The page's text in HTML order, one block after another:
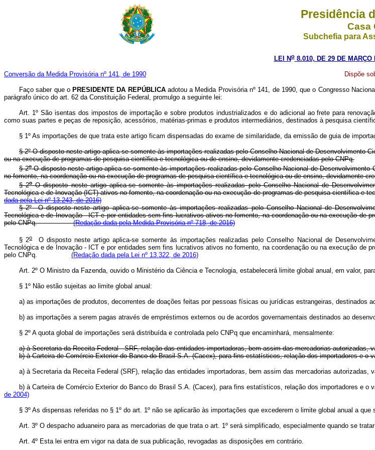
Presidência
Casa
Subchefia para
LEI No8.010, DE 29 DE MARÇO
Conversão da Medida Provisória nº 141, de 1990 Dispõe
Faço saber que oPRESIDENTE DA REPÚBLICAadotou a Medida Provisória nº 141, de 1990, que o Congresso
parágrafo único do art. 62 da Constituição Federal, promulgo a seguinte lei:
Art. 1º São isentas dos impostos de importação e sobre produtos industrializados e do adicional ao frete para
como suas partes e peças de reposição, acessórios, matérias-primas e produtos intermediários, destinados à pesquisa
§ 1º As importações de que trata este artigo ficam dispensadas do exame de similaridade, da emissão de guia de
§ 2º O disposto neste artigo aplica-se somente às importações realizadas pelo Conselho Nacional de
ou na execução de programas de pesquisa científica e tecnológica ou de ensino, devidamente credenciadas pelo CNPq.
§ 2oO disposto neste artigo aplica-se somente às importações realizadas pelo Conselho Nacional de
no fomento, na coordenação ou na execução de programas de pesquisa científica e tecnológica ou de ensino,
§ 2oO disposto neste artigo aplica-se somente às importações realizadas pelo Conselho Nacional de
Tecnológica e de Inovação (ICT) ativos no fomento, na coordenação ou na execução de programas de pesquisa
dada pela Lei nº 13.243, de 2016)
§ 2ºO disposto neste artigo aplica-se somente às importações realizadas pelo Conselho Nacional de
Tecnológica e de Inovação - ICT e por entidades sem fins lucrativos ativos no fomento, na coordenação ou na execução de
pelo CNPq.
(Redação dada pela Medida Provisória nº 718, de 2016)
§ 2oO disposto neste artigo aplica-se somente às importações realizadas pelo Conselho Nacional de
Tecnológica e de Inovação - ICT e por entidades sem fins lucrativos ativos no fomento, na coordenação ou na execução de
pelo CNPq. (Redação dada pela Lei nº 13.322, de 2016)
Art. 2º O Ministro da Fazenda, ouvido o Ministério da Ciência e Tecnologia, estabelecerá limite global anual, em valor,
§ 1º Não estão sujeitas ao limite global anual:
a) as importações de produtos, decorrentes de doações feitas por pessoas físicas ou jurídicas estrangeiras, destinados
b) as importações a serem pagas através de empréstimos externos ou de acordos governamentais destinados ao
§ 2º A quota global de importações será distribuída e controlada pelo CNPq que encaminhará, mensalmente:
a) à Secretaria da Receita Federal - SRF, relação das entidades importadoras, bem assim das mercadorias autorizadas,
b) à Carteira de Comércio Exterior do Banco do Brasil S.A. (Cacex), para fins estatísticos, relação dos importadores e o
a) à Secretaria da Receita Federal (SRF), relação das entidades importadoras, bem assim das mercadorias
b) à Carteira de Comércio Exterior do Banco do Brasil S.A. (Cacex), para fins estatísticos, relação dos
de 2004)
§ 3º As dispensas referidas no § 1º do art. 1º não se aplicarão às importações que excederem o limite global anual a que
Art. 3º O despacho aduaneiro para as mercadorias de que trata o art. 1º será simplificado, especialmente quando se
Art. 4º Esta lei entra em vigor na data de sua publicação, revogadas as disposições em contrário.